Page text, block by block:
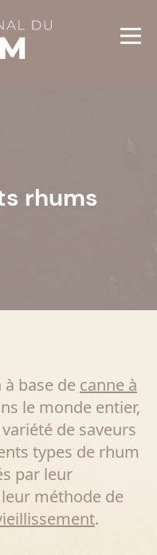
rhums
base de canne à
le monde entier,
de saveurs
types de rhum
par leur
méthode de
.